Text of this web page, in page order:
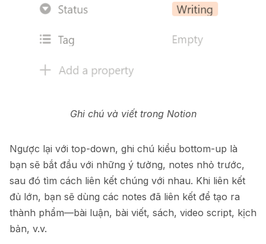
Ghi chú và viết trong Notion
Ngược lại với top-down, ghi chú kiểu bottom-up là
bạn sẽ bắt đầu với những ý tưởng, notes nhỏ trước,
sau đó tìm cách liên kết chúng với nhau. Khi liên kết
đủ lớn, bạn sẽ dùng các notes đã liên kết để tạo ra
thành phẩm—bài luận, bài viết, sách, video script, kịch
bản, v.v.